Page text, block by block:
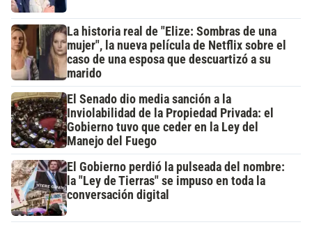
La historia real de "Elize: Sombras de una
mujer", la nueva película de Netflix sobre el
caso de una esposa que descuartizó a su
marido
El Senado dio media sanción a la
Inviolabilidad de la Propiedad Privada: el
Gobierno tuvo que ceder en la Ley del
Manejo del Fuego
El Gobierno perdió la pulseada del nombre:
la "Ley de Tierras" se impuso en toda la
conversación digital